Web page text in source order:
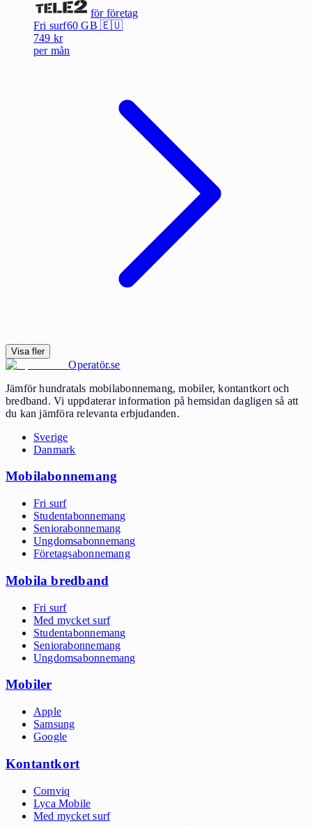
för företag
Fri surf60 GB 🇪🇺
749 kr
per mån
Visa fler
Operatör.se
Jämför hundratals mobilabonnemang, mobiler, kontantkort och
bredband. Vi uppdaterar information på hemsidan dagligen så att
du kan jämföra relevanta erbjudanden.
Sverige
Danmark
Mobilabonnemang
Fri surf
Studentabonnemang
Seniorabonnemang
Ungdomsabonnemang
Företagsabonnemang
Mobila bredband
Fri surf
Med mycket surf
Studentabonnemang
Seniorabonnemang
Ungdomsabonnemang
Mobiler
Apple
Samsung
Google
Kontantkort
Comviq
Lyca Mobile
Med mycket surf